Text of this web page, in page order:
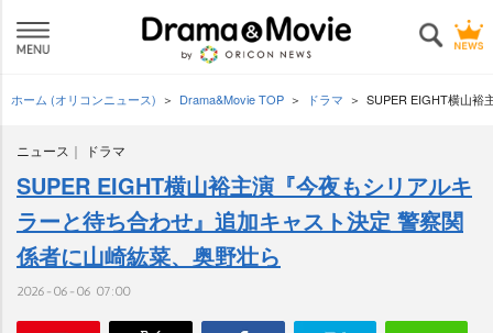
ホーム (オリコンニュース) Drama&Movie TOP ドラマ SUPER EIGHT横山裕
ニュース ドラマ
SUPER EIGHT横山裕主演『今夜もシリアルキ
ラーと待ち合わせ』追加キャスト決定 警察関
係者に山崎紘菜、奥野壮ら
2026-06-06 07:00